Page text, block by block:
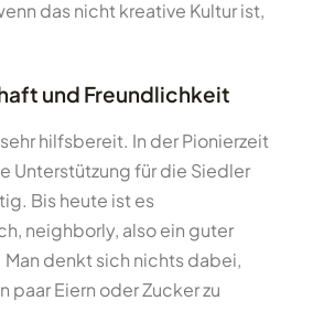
das nicht kreative Kultur ist,
und Freundlichkeit
hilfsbereit. In der Pionierzeit
Unterstützung für die Siedler
Bis heute ist es
neighborly, also ein guter
Man denkt sich nichts dabei,
paar Eiern oder Zucker zu